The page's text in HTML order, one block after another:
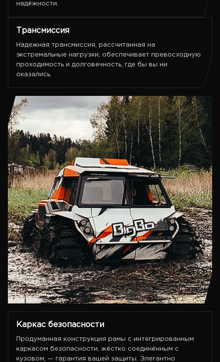
надёжности.
Трансмиссия
Надежная трансмиссия, рассчитанная на
экстремальные нагрузки, обеспечивает превосходную
проходимость и долговечность, где бы вы ни
оказались.
Каркас безопасности
Продуманная конструкция рамы с интегрированным
каркасом безопасности, жёстко соединённым с
кузовом, — гарантия вашей защиты. Элегантно